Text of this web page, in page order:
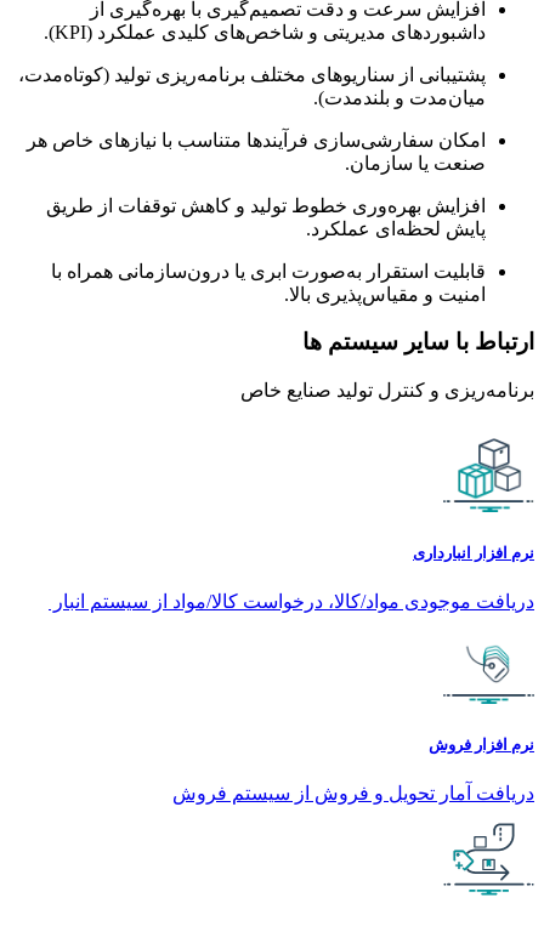
افزایش سرعت و دقت تصمیم‌گیری با بهره‌گیری از
داشبوردهای مدیریتی و شاخص‌های کلیدی عملکرد (KPI).
پشتیبانی از سناریوهای مختلف برنامه‌ریزی تولید (کوتاه‌مدت،
میان‌مدت و بلندمدت).
امکان سفارشی‌سازی فرآیندها متناسب با نیازهای خاص هر
صنعت یا سازمان.
افزایش بهره‌وری خطوط تولید و کاهش توقفات از طریق
پایش لحظه‌ای عملکرد.
قابلیت استقرار به‌صورت ابری یا درون‌سازمانی همراه با
امنیت و مقیاس‌پذیری بالا.
ارتباط با سایر سیستم ها
برنامه‌ریزی و کنترل تولید صنایع خاص
نرم افزار انبارداری
دریافت موجودی مواد/کالا، درخواست کالا/مواد از سیستم انبار
نرم افزار فروش
دريافت آمار تحويل و فروش از سيستم فروش